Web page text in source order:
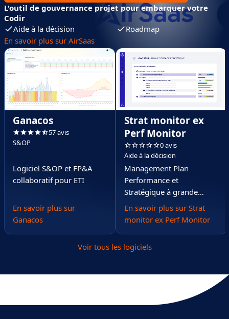
L'outil de gouvernance projet pour embarquer votre
Codir
Aide à la décision
Roadmap
En savoir plus sur AirSaas
Ganacos
57 avis
S&OP
Logiciel S&OP et FP&A
collaboratif pour ETI
En savoir plus sur
Ganacos
Strat monitor ex
Perf Monitor
0 avis
Aide à la décision
Management Plan
Performance et
Stratégique à grande
échelle
En savoir plus sur Strat
monitor ex Perf Monitor
Voir tous les logiciels